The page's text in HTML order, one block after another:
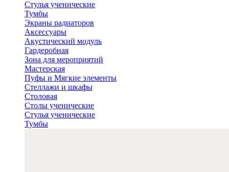
Стулья ученические
Тумбы
Экраны радиаторов
Аксессуары
Акустический модуль
Гардеробная
Зона для мероприятий
Мастерская
Пуфы и Мягкие элементы
Стеллажи и шкафы
Столовая
Столы ученические
Стулья ученические
Тумбы